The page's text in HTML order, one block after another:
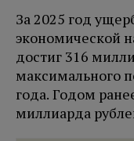
За 2025 год
экономической
достиг 316
максимального
года. Годом
миллиарда